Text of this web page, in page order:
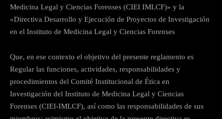
Medicina Legal y Ciencias Forenses (CIEI IMLCF)» y la
«Directiva Desarrollo y Ejecución de Proyectos de Investigación
en el Instituto de Medicina Legal y Ciencias Forenses
Que, en ese contexto el objetivo del presente reglamento es
Regular las funciones, actividades, responsabilidades y
procedimientos del Comité Institucional de Ética en
Investigación del Instituto de Medicina Legal y Ciencias
Forenses (CIEI-IMLCF), así como las responsabilidades de sus